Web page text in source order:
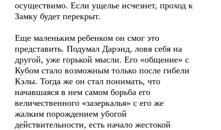
осуществимо. Если ущелье исчезнет, проход к
Замку будет перекрыт.
Еще маленьким ребенком он смог это
представить. Подумал Дарэнд, ловя себя на
другой, уже горькой мысли. Его «общение» с
Кубом стало возможным только после гибели
Кэлы. Тогда же он стал понимать, что
начавшаяся в нем самом борьба его
величественного «зазеркалья» с его же
жалким порождением убогой
действительности, есть начало жестокой